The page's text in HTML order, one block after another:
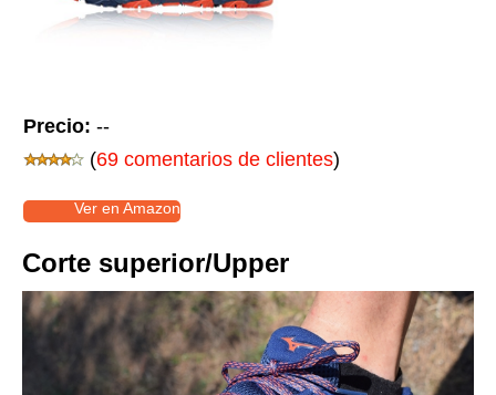
Precio: --
(69 comentarios de clientes)
Ver en Amazon
Corte superior/Upper